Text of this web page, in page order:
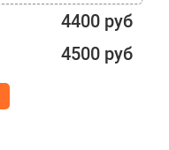
4400 руб
4500 руб